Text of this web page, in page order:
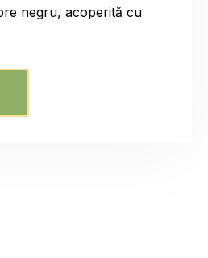
negru, acoperită cu